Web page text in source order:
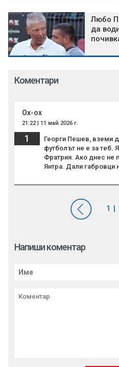
Любо
да
Коментари
Ох-ох
21:22 | 11 май 2026 г.
1
Георги Пешев, вземи
футболът не е за теб.
Фратрия. Ако днес не
Янтра. Дали габровци
Напиши коментар